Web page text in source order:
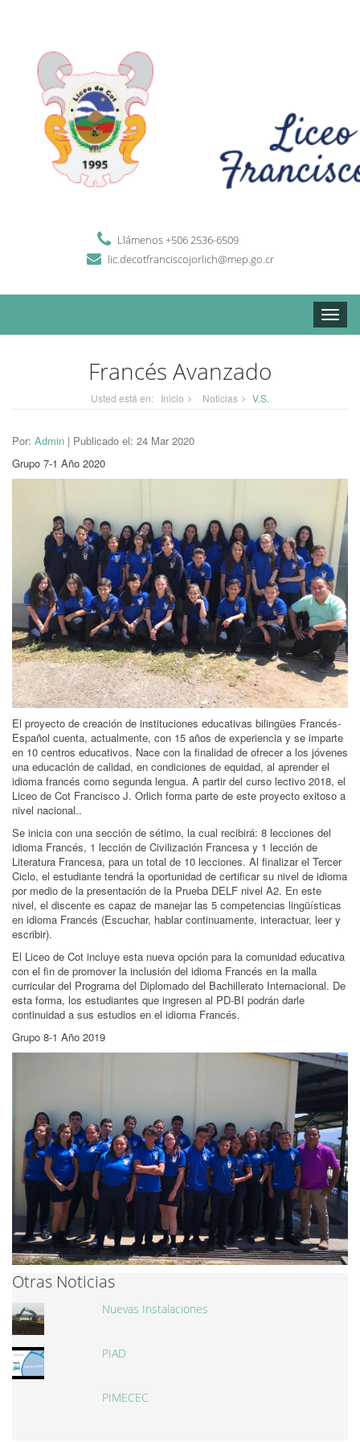
Llámenos +506 2536-6509
lic.decotfranciscojorlich@mep.go.cr
Toggle
Francés Avanzado
Usted está en: Inicio Noticias V.S.
Por: Admin | Publicado el: 24 Mar 2020
Grupo 7-1 Año 2020
El proyecto de creación de instituciones educativas bilingües Francés-
Español cuenta, actualmente, con 15 años de experiencia y se imparte
en 10 centros educativos. Nace con la finalidad de ofrecer a los jóvenes
una educación de calidad, en condiciones de equidad, al aprender el
idioma francés como segunda lengua. A partir del curso lectivo 2018, el
Liceo de Cot Francisco J. Orlich forma parte de este proyecto exitoso a
nivel nacional..
Se inicia con una sección de sétimo, la cual recibirá: 8 lecciones del
idioma Francés, 1 lección de Civilización Francesa y 1 lección de
Literatura Francesa, para un total de 10 lecciones. Al finalizar el Tercer
Ciclo, el estudiante tendrá la oportunidad de certificar su nivel de idioma
por medio de la presentación de la Prueba DELF nivel A2. En este
nivel, el discente es capaz de manejar las 5 competencias lingüísticas
en idioma Francés (Escuchar, hablar continuamente, interactuar, leer y
escribir).
El Liceo de Cot incluye esta nueva opción para la comunidad educativa
con el fin de promover la inclusión del idioma Francés en la malla
curricular del Programa del Diplomado del Bachillerato Internacional. De
esta forma, los estudiantes que ingresen al PD-BI podrán darle
continuidad a sus estudios en el idioma Francés.
Grupo 8-1 Año 2019
Otras Noticias
Nuevas Instalaciones
PIAD
PIMECEC